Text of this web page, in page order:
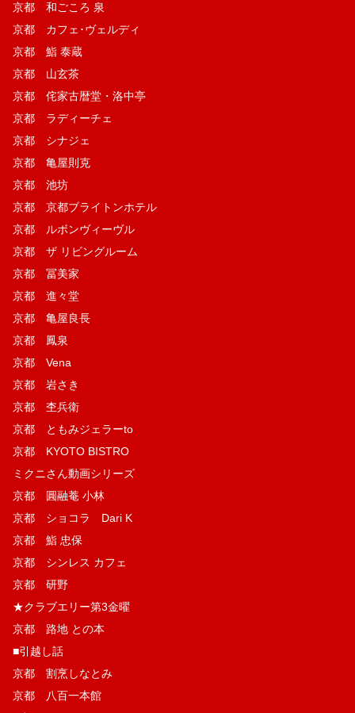
京都 和ごころ 泉
京都 カフェ･ヴェルディ
京都 鮨 泰蔵
京都 山玄茶
京都 侘家古暦堂・洛中亭
京都 ラディーチェ
京都 シナジェ
京都 亀屋則克
京都 池坊
京都 京都ブライトンホテル
京都 ルボンヴィーヴル
京都 ザ リビングルーム
京都 冨美家
京都 進々堂
京都 亀屋良長
京都 鳳泉
京都 Vena
京都 岩さき
京都 杢兵衛
京都 ともみジェラーto
京都 KYOTO BISTRO
ミクニさん動画シリーズ
京都 圓融菴 小林
京都 ショコラ Dari K
京都 鮨 忠保
京都 シンレス カフェ
京都 研野
★クラブエリー第3金曜
京都 路地 との本
■引越し話
京都 割烹しなとみ
京都 八百一本館